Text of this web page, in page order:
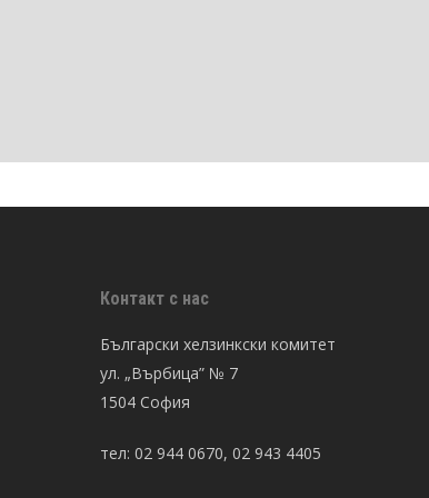
Контакт с нас
Български хелзинкски комитет
ул. „Върбица” № 7
1504 София
тел: 02 944 0670, 02 943 4405